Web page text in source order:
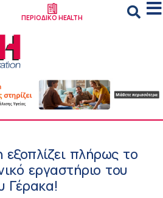
ΠΕΡΙΟΔΙΚΟ HEALTH
πλήρως το
εργαστήριο του
Γέρακα!